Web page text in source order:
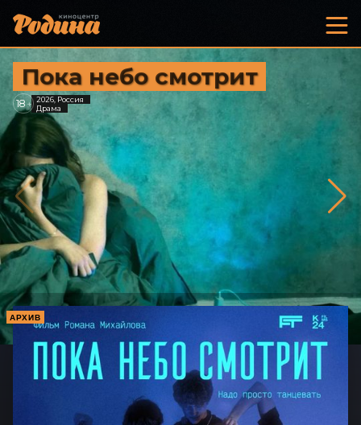
Пока небо смотрит
18 + 2026, Россия
Драма
АРХИВ